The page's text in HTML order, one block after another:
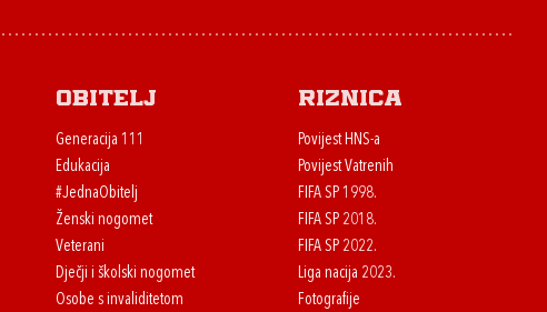
Obitelj
Generacija 111
Edukacija
#JednaObitelj
Ženski nogomet
Veterani
Dječji i školski nogomet
Osobe s invaliditetom
Riznica
Povijest HNS-a
Povijest Vatrenih
FIFA SP 1998.
FIFA SP 2018.
FIFA SP 2022.
Liga nacija 2023.
Fotografije